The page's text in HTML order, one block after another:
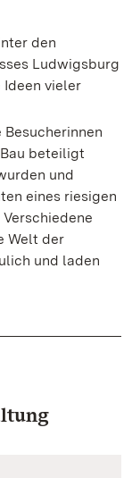
den
Ludwigsburg
Ideen vieler
beteiligt
und
eines riesigen
Welt der
und laden